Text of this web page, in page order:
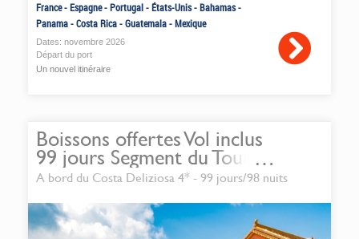
France-Espagne-Portugal-États-Unis-Bahamas-
Panama-Costa Rica-Guatemala-Mexique
Dates: novembre 2026
Départ du port
Un nouvel itinéraire
Boissons offertes Vol inclus
99 jours Segment du Tour
du Monde Costa 2027 -
bord OFFERTS**
A bord du Costa Deliziosa 4* - 99 jours/98 nuits